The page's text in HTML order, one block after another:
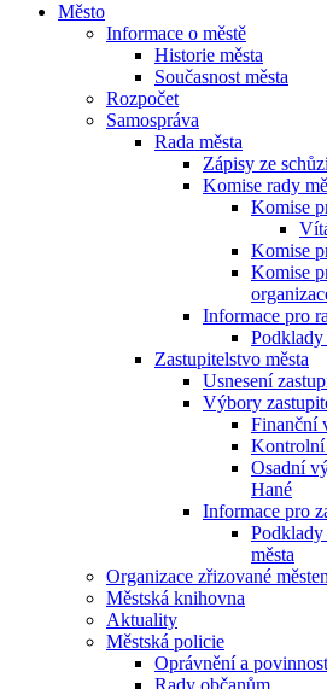
Město
Informace o městě
Historie města
Současnost města
Rozpočet
Samospráva
Rada města
Zápisy ze
Komise rady
Komise
Komise
Komise
Informace pro
Podklady
Zastupitelstvo města
Usnesení
Výbory
Finanční
Osadní
Hané
Informace pro
Podklady
města
Organizace zřizované
Městská knihovna
Aktuality
Městská policie
Oprávnění a
Rady občanům